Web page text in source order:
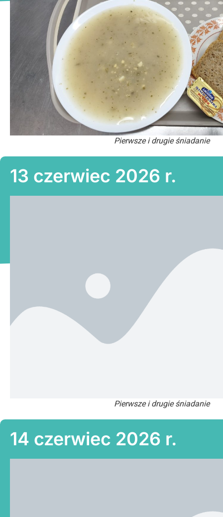
Pierwsze i drugie śniadanie
13 czerwiec 2026 r.
Pierwsze i drugie śniadanie
14 czerwiec 2026 r.